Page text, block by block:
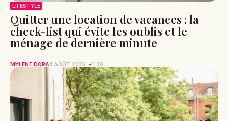
LIFESTYLE
Quitter une location de vacances : la
check-list qui évite les oublis et le
ménage de dernière minute
MYLÈNE DORA4 AOÛT 2026 11:28